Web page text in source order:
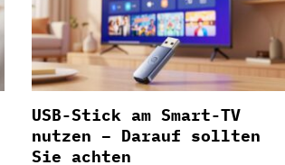
USB-Stick am Smart-TV
nutzen – Darauf sollten
Sie achten